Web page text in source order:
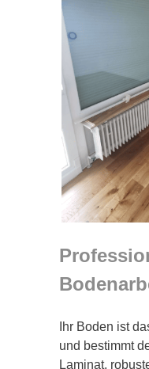
Ihr Boden ist
und bestimmt
Laminat,